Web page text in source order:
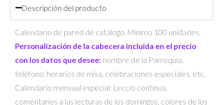
Descripción del producto
Calendario de pared de catálogo. Mínimo 100 unidades.
Personalización de la cabecera incluida en el precio
con los datos que desee: nombre de la Parroquia,
teléfono, horarios de misa, celebraciones especiales, etc.
Calendario mensual especial: Leccio continua,
comentarios a las lecturas de los domingos, colores de los